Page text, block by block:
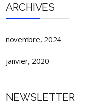
ARCHIVES
novembre, 2024
janvier, 2020
NEWSLETTER